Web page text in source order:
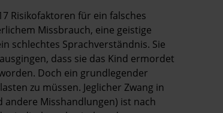
Risikofaktoren für ein falsches
Missbrauch, eine geistige
schlechtes Sprachverständnis. Sie
dass sie das Kind ermordet
Doch ein grundlegender
zu müssen. Jeglicher Zwang in
Misshandlungen) ist nach